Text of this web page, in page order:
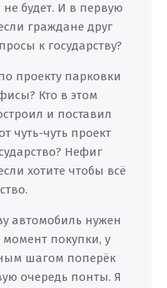
будет. И в первую
граждане друг
к государству?
проекту парковки
Кто в этом
и поставил
чуть-чуть проект
Нефиг
хотите чтобы всё
автомобиль нужен
покупки, у
шагом поперёк
очередь понты. Я